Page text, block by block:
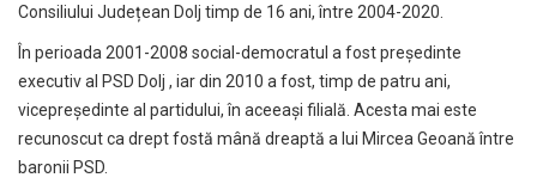
Consiliului Județean Dolj timp de 16 ani, între 2004-2020.
În perioada 2001-2008 social-democratul a fost președinte
executiv al PSD Dolj , iar din 2010 a fost, timp de patru ani,
vicepreședinte al partidului, în aceeași filială. Acesta mai este
recunoscut ca drept fostă mână dreaptă a lui Mircea Geoană între
baronii PSD.